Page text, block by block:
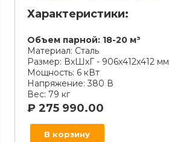
Характеристики:
Объем парной: 18-20 м³
Материал: Сталь
Размер: ВхШхГ - 906х412х412 мм
Мощность: 6 кВт
Напряжение: 380 В
Вес: 79 кг
₽ 275 990.00
В корзину